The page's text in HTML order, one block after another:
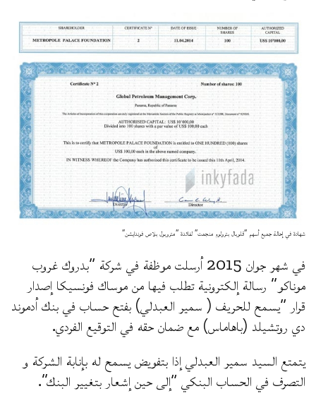
شهادة في إحالة جميع أسهم “قلوبال بترولوم منجمت” لفائدة “متروبول بلاص فوندايشن”
في شهر جوان 2015 أرسلت موظفة في شركة “بدروك غروب
موناكو” رسالة إلكترونية تطلب فيها من موساك فونسيكا إصدار
قرار “يسمح للحريف ( سمير العبدلي) بفتح حساب في بنك أدموند
دي روتشيلد (باهاماس) مع ضمان حقه في التوقيع الفردي.
يتمتع السيد سمير العبدلي إذا بتفويض يسمح له بإنابة الشركة و
التصرف في الحساب البنكي “إلى حين إشعار بتغيير البنك”.